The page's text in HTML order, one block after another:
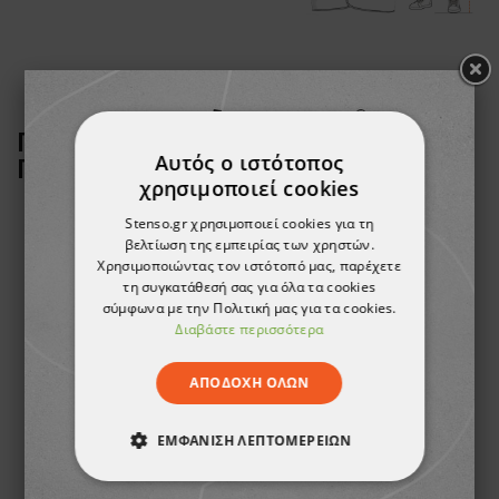
ΠΕΛΆΤΕΣ ΠΟΥ ΑΓΌΡΑΣΑΝ ΑΥΤΌ ΤΟ
ΠΡΟΪΌΝ, ΑΓΌΡΑΣΑΝ ΕΠΊΣΗΣ:
Κράνος ασφαλείας 3M G30О1 YELLOW
Αυτός ο ιστότοπος
χρησιμοποιεί cookies
Stenso.gr χρησιμοποιεί cookies για τη
βελτίωση της εμπειρίας των χρηστών.
Χρησιμοποιώντας τον ιστότοπό μας, παρέχετε
τη συγκατάθεσή σας για όλα τα cookies
σύμφωνα με την Πολιτική μας για τα cookies.
Διαβάστε περισσότερα
ΑΠΟΔΟΧΉ ΌΛΩΝ
ΕΜΦΆΝΙΣΗ ΛΕΠΤΟΜΕΡΕΙΏΝ
ΑΠΟΛΎΤΩΣ ΑΠΑΡΑΊΤΗΤΑ